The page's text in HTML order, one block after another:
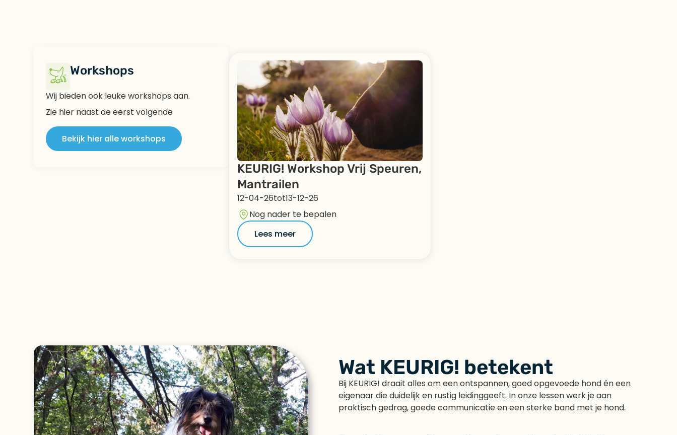
Workshops
Wij bieden ook leuke workshops aan.
Zie hier naast de eerst volgende
Bekijk hier alle workshops
KEURIG! Workshop Vrij Speuren,
Mantrailen
12-04-26tot13-12-26
Nog nader te bepalen
Lees meer
Wat KEURIG! betekent
Bij KEURIG! draait alles om een ontspannen, goed opgevoede hond én een
eigenaar die duidelijk en rustig leidinggeeft. In onze lessen werk je aan
praktisch gedrag, goede communicatie en een sterke band met je hond.